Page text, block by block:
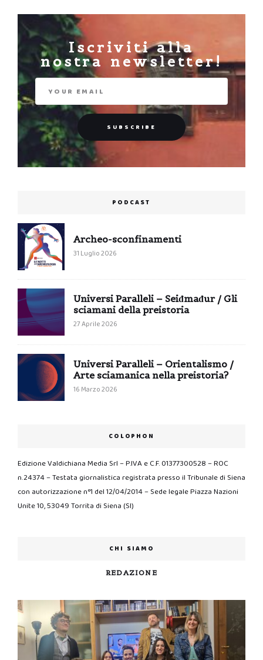
Iscriviti alla
nostra newsletter!
PODCAST
Archeo-sconfinamenti
31 Luglio 2026
Universi Paralleli – Seiđmađur / Gli
sciamani della preistoria
27 Aprile 2026
Universi Paralleli – Orientalismo /
Arte sciamanica nella preistoria?
16 Marzo 2026
COLOPHON
Edizione Valdichiana Media Srl – P.IVA e C.F. 01377300528 – ROC
n.24374 – Testata giornalistica registrata presso il Tribunale di Siena
con autorizzazione n°1 del 12/04/2014 – Sede legale Piazza Nazioni
Unite 10, 53049 Torrita di Siena (SI)
CHI SIAMO
REDAZIONE